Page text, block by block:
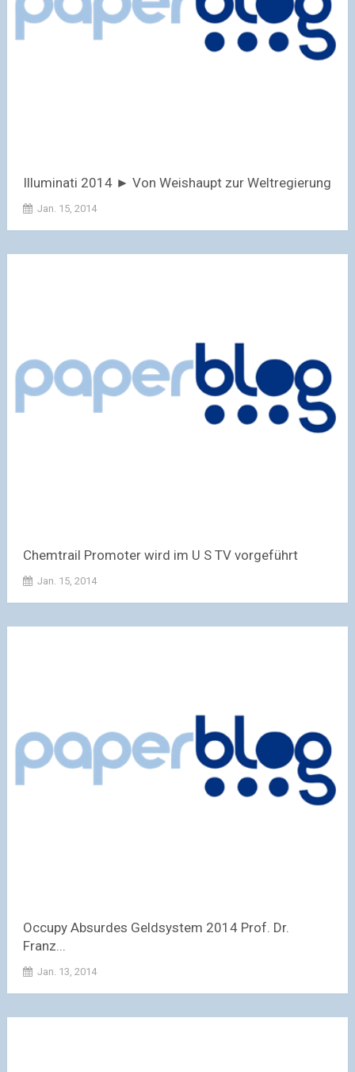
Illuminati 2014 ► Von Weishaupt zur Weltregierung
Jan. 15, 2014
Chemtrail Promoter wird im U S TV vorgeführt
Jan. 15, 2014
Occupy Absurdes Geldsystem 2014 Prof. Dr.
Franz...
Jan. 13, 2014